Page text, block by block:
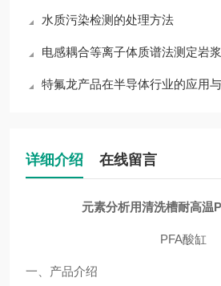
水质污染检测的处理方法
电感耦合等离子体质谱法测定岩
特氟龙产品在半导体行业的应用
详细介绍 在线留言
元素分析用清洗槽耐高温
PFA酸缸
一、 产品介绍